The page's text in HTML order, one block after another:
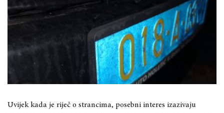
Uvijek kada je riječ o strancima, posebni interes izazivaju